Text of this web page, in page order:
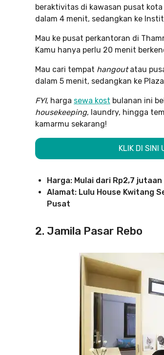
beraktivitas di kawasan pusat kota
dalam 4 menit, sedangkan ke
Mau ke pusat perkantoran di
Kamu hanya perlu 20 menit
Mau cari tempat hangoutatau
dalam 5 menit, sedangkan ke
FYI, harga sewa kost bulanan ini
housekeeping, laundry, hingga
kamarmu sekarang!
KLIK DI SINI
Harga: Mulai dari Rp2,7
Alamat: Lulu House Kwitang
Pusat
2. Jamila Pasar Rebo